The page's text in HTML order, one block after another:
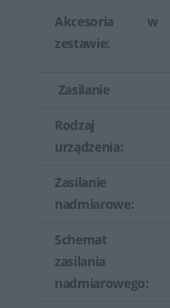
Akcesoria w
zestawie:
Zasilanie
Rodzaj
urządzenia:
Zasilanie
nadmiarowe:
Schemat
zasilania
nadmiarowego: